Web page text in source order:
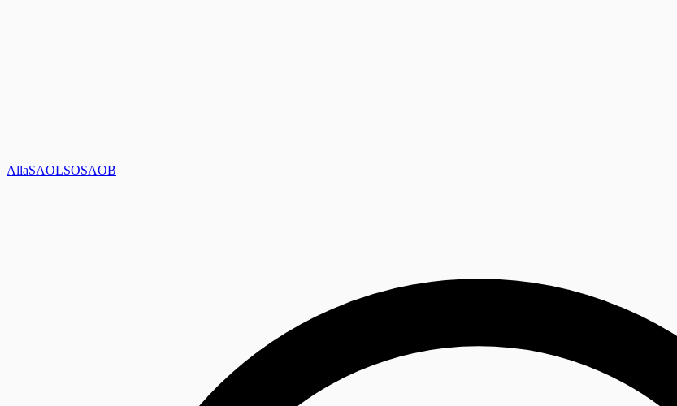
AllaSAOLSOSAOB